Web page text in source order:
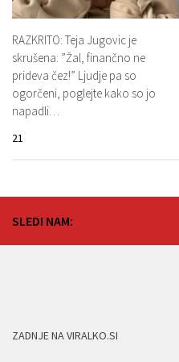
RAZKRITO: Teja Jugovic je
skrušena: ”Žal, finančno ne
prideva čez!” Ljudje pa so
ogorčeni, poglejte kako so jo
napadli…
21
SLEDI NAM:
ZADNJE NA VIRALKO.SI